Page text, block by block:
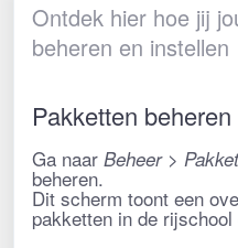
Ontdek hier hoe jij
beheren en instellen
Pakketten beheren
Ga naar Beheer >
beheren.
Dit scherm toont een
pakketten in de